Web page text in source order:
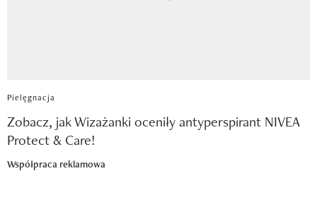
Pielęgnacja
Zobacz, jak Wizażanki oceniły antyperspirant NIVEA
Protect & Care!
Współpraca reklamowa